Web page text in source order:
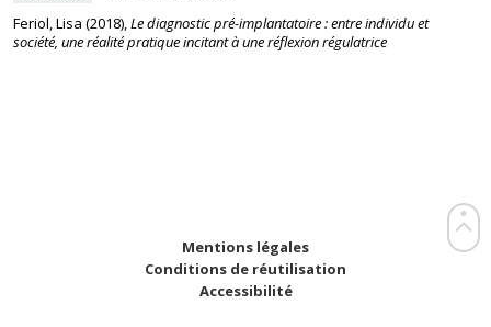
Feriol, Lisa (2018),Le diagnostic pré-implantatoire : entre individu et
société, une réalité pratique incitant à une réflexion régulatrice
Mentions légales
Conditions de réutilisation
Accessibilité